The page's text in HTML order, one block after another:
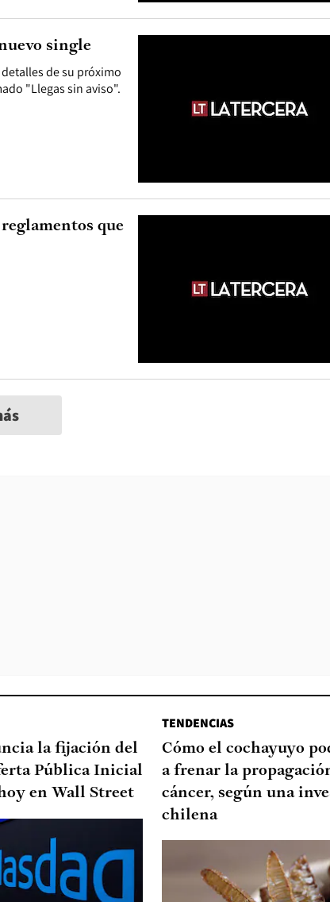
de su próximo
"Llegas sin aviso".
single
que
la fijación del
Pública Inicial
en Wall Street
TENDENCIAS
Cómo el cochayuyo
a frenar la
cáncer, según una
chilena